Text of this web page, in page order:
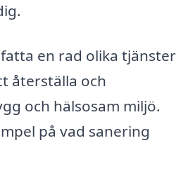
en rad olika tjänster
återställa och
och hälsosam miljö.
på vad sanering